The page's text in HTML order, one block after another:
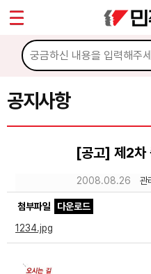
공지사항
[공고] 제2차
2008.08.26 관
첨부파일
다운로드
1234.jpg
마이페이지
소개
소식
공지사항
노동상담
자료
Sketchbook5,